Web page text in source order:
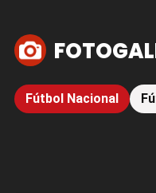
Fútbol Nacional